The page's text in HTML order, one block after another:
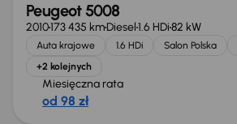
Peugeot 5008
2010173 435 kmDiesel1.6 HDi82 kW
Auta krajowe 1.6 HDi Salon Polska
+2 kolejnych
Miesięczna rata
od 98 zł
Taniej o 1 000 zł